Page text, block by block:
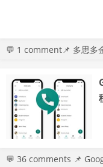
💬 1 comment📌 多思多
💬 36 comments 📌